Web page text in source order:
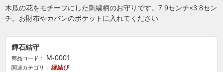
木瓜の花をモチーフにした刺繍柄のお守りです。7.9センチ×3.8セン
チ。お財布やカバンのポケットに入れてください
輝石結守
商品コード： M-0001
関連カテゴリ： 縁結び